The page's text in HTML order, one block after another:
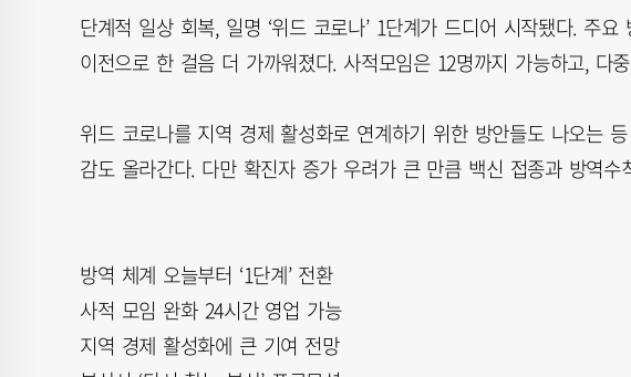
단계적 일상 회복, 일명 ‘위드 코로나’ 1단계가 드디어 시작됐다. 주
이전으로 한 걸음 더 가까워졌다. 사적모임은 12명까지 가능하고, 다
위드 코로나를 지역 경제 활성화로 연계하기 위한 방안들도 나오는
감도 올라간다. 다만 확진자 증가 우려가 큰 만큼 백신 접종과 방역수
방역 체계 오늘부터 ‘1단계’ 전환
사적 모임 완화 24시간 영업 가능
지역 경제 활성화에 큰 기여 전망